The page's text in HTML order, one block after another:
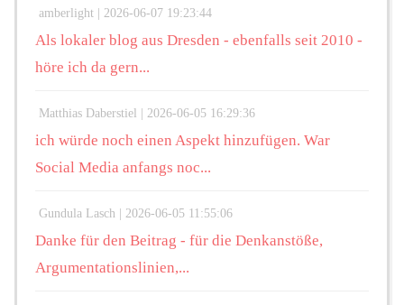
amberlight | 2026-06-07 19:23:44
Als lokaler blog aus Dresden - ebenfalls seit 2010 -
höre ich da gern...
Matthias Daberstiel | 2026-06-05 16:29:36
ich würde noch einen Aspekt hinzufügen. War
Social Media anfangs noc...
Gundula Lasch | 2026-06-05 11:55:06
Danke für den Beitrag - für die Denkanstöße,
Argumentationslinien,...